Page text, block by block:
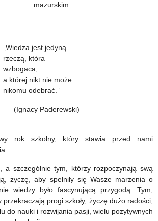
mazurskim
„Wiedza jest jedyną
rzeczą, która
wzbogaca,
a której nikt nie może
nikomu odebrać.”
(Ignacy Paderewski)
rok szkolny, który stawia przed nami
a szczególnie tym, którzy rozpoczynają swą
życzę, aby spełniły się Wasze marzenia o
wiedzy było fascynującą przygodą. Tym,
progi szkoły, życzę dużo radości,
do nauki i rozwijania pasji, wielu pozytywnych